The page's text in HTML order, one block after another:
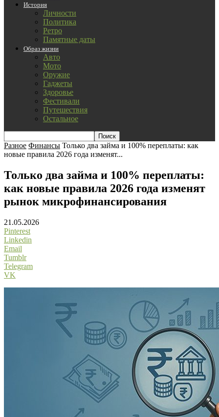
История
Личности
Политика
Ретро
Памятные даты
Образ жизни
Авто
Мото
Оружие
Гаджеты
Здоровье
Фестивали
Путешествия
Остальное
Разное Финансы Только два займа и 100% переплаты: как
новые правила 2026 года изменят...
Только два займа и 100% переплаты:
как новые правила 2026 года изменят
рынок микрофинансирования
21.05.2026
Pinterest
Linkedin
Email
Tumblr
Telegram
VK